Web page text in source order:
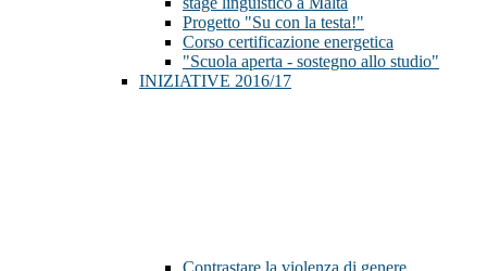
Progetto "Su con la testa!"
Corso certificazione energetica
"Scuola aperta - sostegno allo studio"
INIZIATIVE 2016/17